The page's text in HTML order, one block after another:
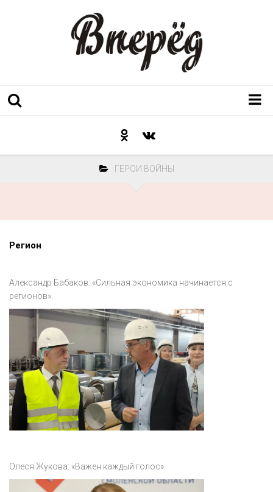
Послесловие к празднику
Акция
Конкурс
Люди родного края
Национальные проекты
Память
Наши юбиляры
ГЕРОИ ВОЙНЫ
Регион
Александр Бабаков: «Сильная экономика начинается с
регионов».
Олеся Жукова: «Важен каждый голос»